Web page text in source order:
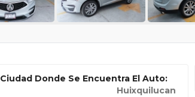
Ciudad Donde Se Encuentra El Auto:
Huixquilucan